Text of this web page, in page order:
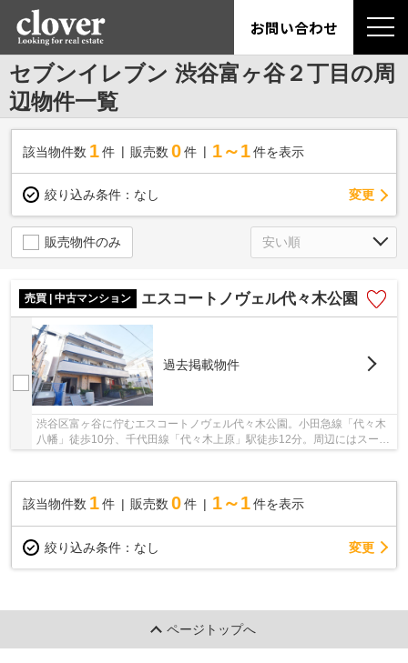
お問い合わせ
セブンイレブン 渋谷富ヶ谷２丁目の周
辺物件一覧
該当物件数 1件 販売数 0 件 1～1 件を表示
絞り込み条件： なし 変更
販売物件のみ
売買 | 中古マンション エスコートノヴェル代々木公園
過去掲載物件
渋谷区富ヶ谷に佇むエスコートノヴェル代々木公園。小田急線「代々木
八幡」徒歩10分、千代田線「代々木上原」駅徒歩12分。周辺にはスーパ
ーやドラックストア等揃っており、生活に不便...
該当物件数 1件 販売数 0 件 1～1 件を表示
絞り込み条件： なし 変更
ページトップへ